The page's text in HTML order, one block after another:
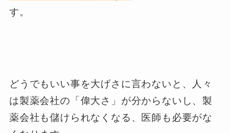
す。
どうでもいい事を大げさに言わないと、人々
は製薬会社の「偉大さ」が分からないし、製
薬会社も儲けられなくなる、医師も必要がな